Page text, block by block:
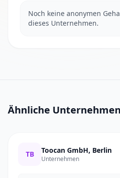
Noch keine anonymen
dieses Unternehmen.
Ähnliche Unternehmen
TB Toocan GmbH, Berlin
Unternehmen